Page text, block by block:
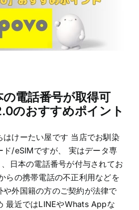
電話番号が取得可
のおすすめポイント
はけーたい屋です 当店でお馴染
/eSIMですが、 実はデータ専
日本の電話番号が付与されてお
らの携帯電話の不正利用などを
や外国籍の方のご契約が法律で
最近ではLINEやWhats Appな